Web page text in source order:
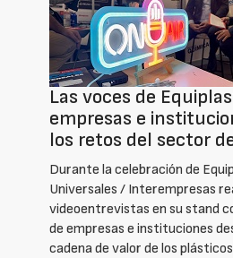
Las voces de
empresas e
los retos del sector
Durante la celebración de
Universales / Interempresas
videoentrevistas en su stand
de empresas e instituciones
cadena de valor de los